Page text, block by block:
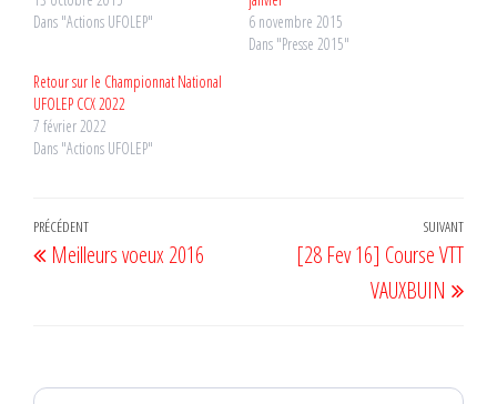
Dans "Actions UFOLEP"
6 novembre 2015
Dans "Presse 2015"
Retour sur le Championnat National
UFOLEP CCX 2022
7 février 2022
Dans "Actions UFOLEP"
Navigation
de
Article
précédent
PRÉCÉDENT
Meilleurs voeux 2016
SUIVANT
[28 Fev 16] Course VTT
VAUXBUIN